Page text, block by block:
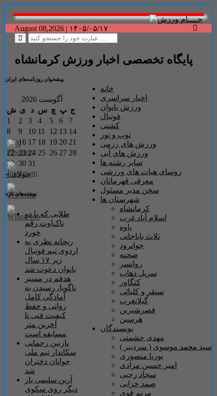
August 08,2026 | ۱۴۰۵/۰۵/۱۷
پایگاه تخصصی اخبار ورزش کرمانشاه
خانه
اخبار سراسری
ورزش بانوان
فوتبال
کشتی
توپ و تور
ورزش های رزمی
ورزش های آبی
سایر رشته ها
روسای هیات های ورزشی
معرفی قهرمانان
سخن مدیر مسئول
شهرستان ها
کرمانشاه
اسلام آباد غرب
پاوه
ثلاث باباجانی
جوانرود
صحنه
روانسر
سرپل ذهاب
کنگاور
سنقر و کلیائی
گیلانغرب
قصرشیرین
هرسین
نویسندگان
مهدی حشمتی
سید محمد موسوی ( سردبیر )
پوریا منصوری
امیر حسین مرادی
سجاد رجبی
صمد خزایی
مریم قوی
پیشخوان روزنامه‌های ایران
آگوست 2026
ش ی د س چ پ ج
1
2 3 4 5 6
7
8
9 10 11 12 13 14
15 16 17 18 19 20 21
22 23 24 25 26 27 28
29 30 31
« جولای
نوشته‌های تازه
طلایی که با دو
ناک‌اوت رقم
خورد
ریحانه نظری به
اردوی تیم فوتبال
زیر ۱۷ سال
بانوان دعوت شد
هدفم در مسیر
ناگویا، رسیدن به
آمادگی کامل
روانی و حفظ
کیفیت فنی تا
آخرین متر
مسابقه است
نازنین رحمانی
سکاندار تیم ملی
جوانان دختران
شد
آرین سلیمی بار
دیگر روی سکوی